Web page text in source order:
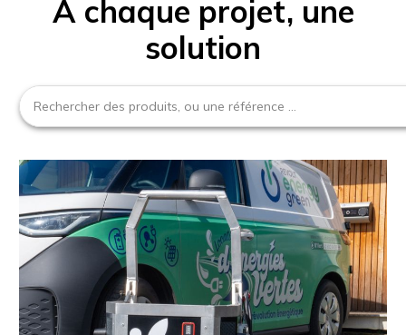
À chaque projet, une
solution